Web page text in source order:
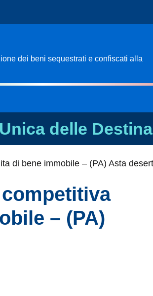
dei beni sequestrati e confiscati alla
delle
di bene immobile – (PA) Asta
– (PA)